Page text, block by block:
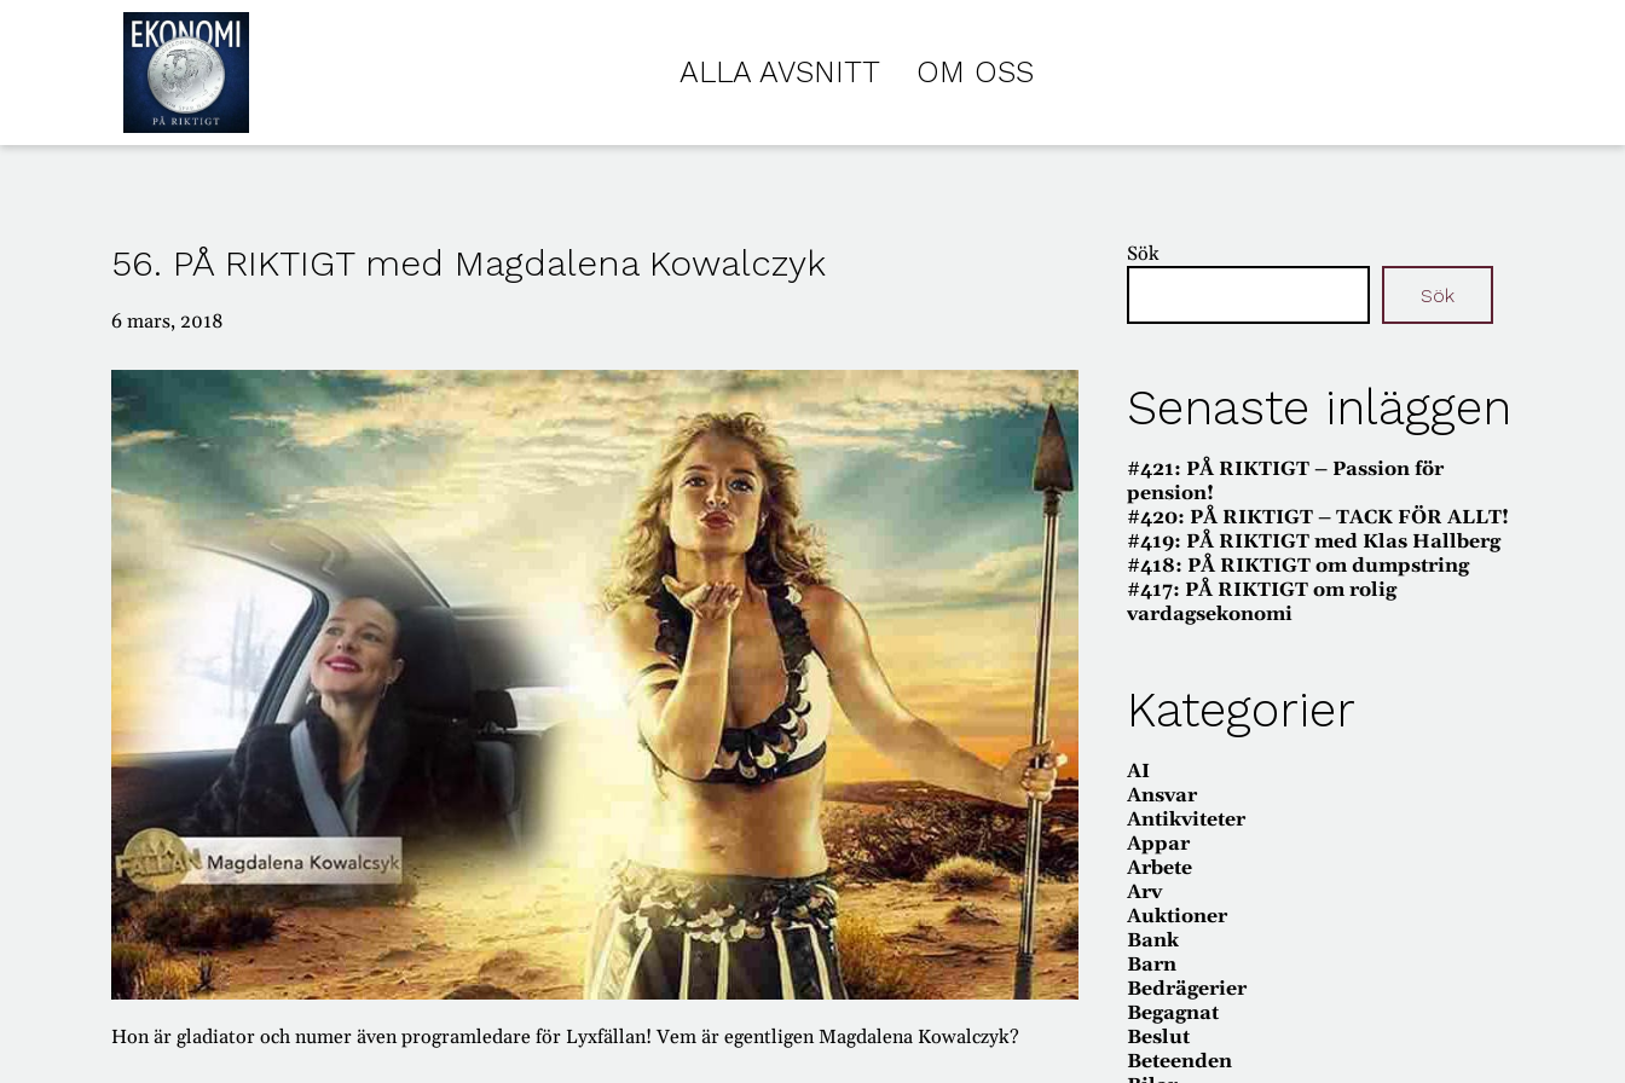
ALLA AVSNITT OM OSS
56. PÅ RIKTIGT med Magdalena Kowalczyk
6 mars, 2018
Hon är gladiator och numer även programledare för Lyxfällan! Vem är egentligen Magdalena Kowalczyk?
Sök
Sök
Senaste inläggen
#421: PÅ RIKTIGT – Passion för
pension!
#420: PÅ RIKTIGT – TACK FÖR ALLT!
#419: PÅ RIKTIGT med Klas Hallberg
#418: PÅ RIKTIGT om dumpstring
#417: PÅ RIKTIGT om rolig
vardagsekonomi
Kategorier
AI
Ansvar
Antikviteter
Appar
Arbete
Arv
Auktioner
Bank
Barn
Bedrägerier
Begagnat
Beslut
Beteenden